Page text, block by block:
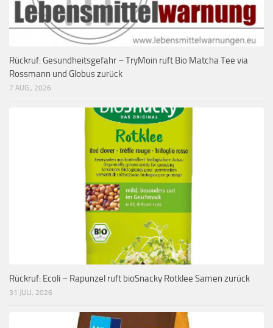
Rückruf: Gesundheitsgefahr – TryMoin ruft Bio Matcha Tee via
Rossmann und Globus zurück
7 AUG., 2026
Rückruf: Ecoli – Rapunzel ruft bioSnacky Rotklee Samen zurück
31 JULI, 2026